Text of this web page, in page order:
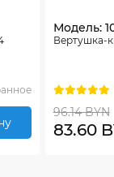
Модель:
Вертушка-
96.14 BYN
83.60